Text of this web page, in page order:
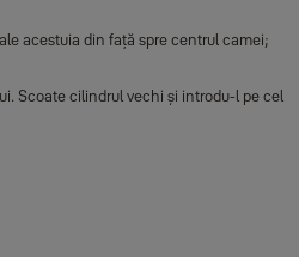
acestuia din față spre centrul camei;
Scoate cilindrul vechi și introdu-l pe cel